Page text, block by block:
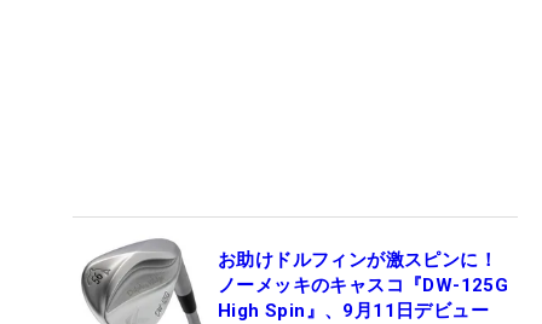
お助けドルフィンが激スピンに！
ノーメッキのキャスコ『DW-125G
High Spin』、9月11日デビュー